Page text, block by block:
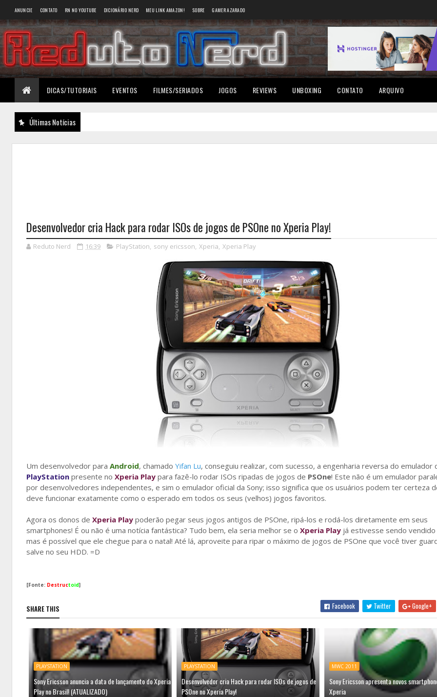
ANUNCIE CONTATO RN NO YOUTUBE DICIONÁRIO NERD MEU LINK AMAZON! SOBRE GAMER AZARADO
DICAS/TUTORIAIS EVENTOS FILMES/SERIADOS JOGOS REVIEWS UNBOXING CONTATO ARQUIVO
Últimas Notícias
Desenvolvedor cria Hack para rodar ISOs de jogos de PSOne no Xperia Play!
Reduto Nerd 16:39 PlayStation, sony ericsson, Xperia, Xperia Play
Um desenvolvedor para Android, chamado Yifan Lu, conseguiu realizar, com sucesso, a engenharia reversa do emulador
PlayStation presente no Xperia Play para fazê-lo rodar ISOs ripadas de jogos de PSOne! Este não é um emulador
por desenvolvedores independentes, e sim o emulador oficial da Sony; isso significa que os usuários podem ter certeza
deve funcionar exatamente como o esperado em todos os seus (velhos) jogos favoritos.
Agora os donos de Xperia Play poderão pegar seus jogos antigos de PSOne, ripá-los e rodá-los diretamente em seus
smartphones! É ou não é uma notícia fantástica? Tudo bem, ela seria melhor se o Xperia Play já estivesse sendo vendido
mas é possível que ele chegue para o natal! Até lá, aproveite para ripar o máximo de jogos de PSOne que você tiver
salve no seu HDD. =D
[Fonte: Destructoid]
SHARE THIS Facebook Twitter Google+
PLAYSTATION
Sony Ericsson anuncia a data de lançamento do Xperia
Play no Brasil! (ATUALIZADO)
PLAYSTATION
Desenvolvedor cria Hack para rodar ISOs de jogos de
PSOne no Xperia Play!
MWC 2011
Sony Ericsson apresenta novos
Xperia